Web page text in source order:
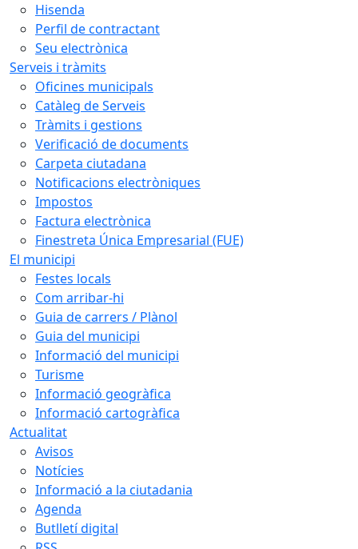
Hisenda
Perfil de contractant
Seu electrònica
Serveis i tràmits
Oficines municipals
Catàleg de Serveis
Tràmits i gestions
Verificació de documents
Carpeta ciutadana
Notificacions electròniques
Impostos
Factura electrònica
Finestreta Única Empresarial (FUE)
El municipi
Festes locals
Com arribar-hi
Guia de carrers / Plànol
Guia del municipi
Informació del municipi
Turisme
Informació geogràfica
Informació cartogràfica
Actualitat
Avisos
Notícies
Informació a la ciutadania
Agenda
Butlletí digital